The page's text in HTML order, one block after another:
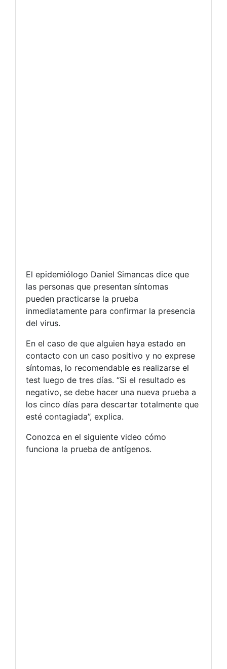
El epidemiólogo Daniel Simancas dice que
las personas que presentan síntomas
pueden practicarse la prueba
inmediatamente para confirmar la presencia
del virus.
En el caso de que alguien haya estado en
contacto con un caso positivo y no exprese
síntomas, lo recomendable es realizarse el
test luego de tres días. “Si el resultado es
negativo, se debe hacer una nueva prueba a
los cinco días para descartar totalmente que
esté contagiada”, explica.
Conozca en el siguiente video cómo
funciona la prueba de antígenos.